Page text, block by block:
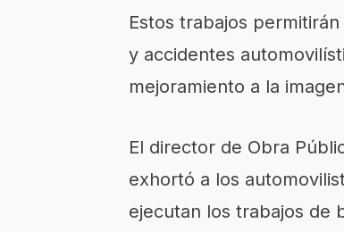
Estos trabajos
y accidentes
mejoramiento a la
El director de Obra
exhortó a los
ejecutan los trabajos de